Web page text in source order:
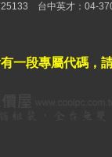
台中英才：04-
一段專屬代碼，